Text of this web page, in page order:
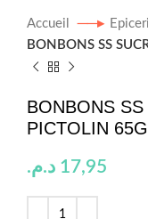
Accueil
BONBONS SS
BONBONS
PICTOLIN 65G
17,95 د.م.